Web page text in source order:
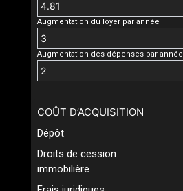
Augmentation du loyer par année
Augmentation des dépenses par année
COÛT D’ACQUISITION
Dépôt
Droits de cession
immobilière